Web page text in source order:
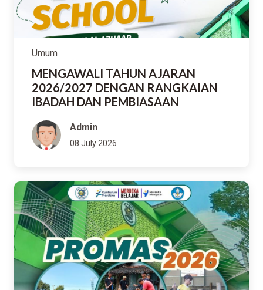
Umum
MENGAWALI TAHUN AJARAN
2026/2027 DENGAN RANGKAIAN
IBADAH DAN PEMBIASAAN
Admin
08 July 2026